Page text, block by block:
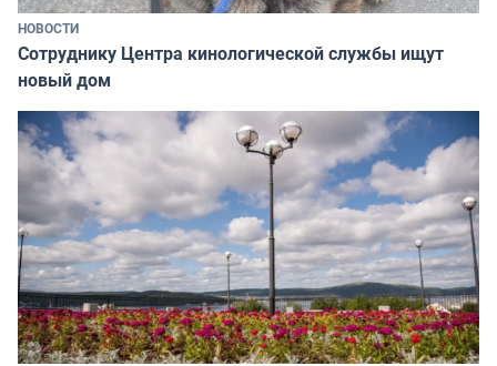
НОВОСТИ
Сотруднику Центра кинологической службы ищут
новый дом